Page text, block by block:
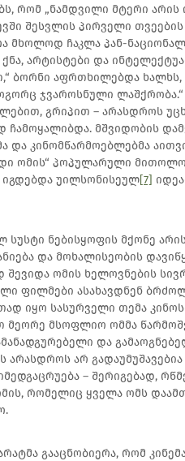
რომ „ნამდვილი მტერი
შესვლის პირველი
მხოლოდ ჩაკლა პან-
არტისტები და
ბორნი აფრთხილებდა
ჯვაროსნული
გრიპით – არასდროს
ჩამოყალიბდა. მშვიდობის
და კინომწარმოებლებმა
ომის“ პოპულარული
იგდებდა უილსონისეულ[7]
ნებისყოფის მქონე
და მოხალისეობის
ომის ხელოვნების
ფილმები ასახავდნენ
იყო სასურველი თემა
მეორე მსოფლიო ომმა
და
არ
– შერიგებად,
რომელიც ყველა ომს
გააცნობიერა, რომ